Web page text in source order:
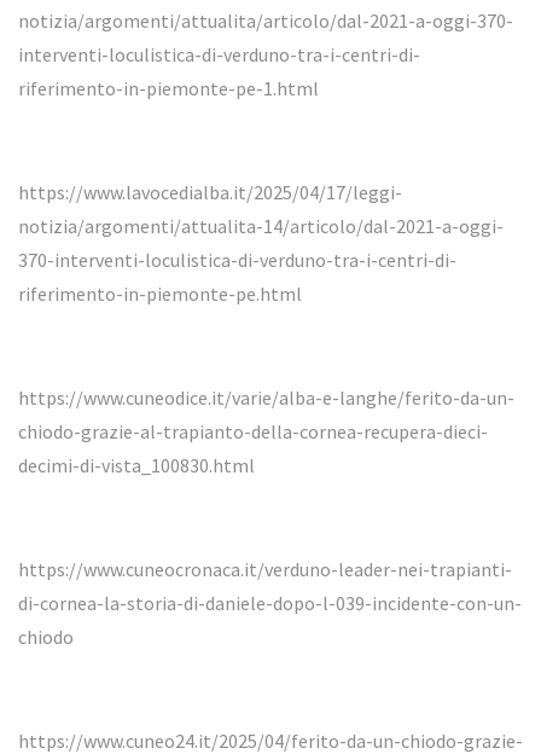
notizia/argomenti/attualita/articolo/dal-2021-a-oggi-370-
interventi-loculistica-di-verduno-tra-i-centri-di-
riferimento-in-piemonte-pe-1.html
https://www.lavocedialba.it/2025/04/17/leggi-
notizia/argomenti/attualita-14/articolo/dal-2021-a-oggi-
370-interventi-loculistica-di-verduno-tra-i-centri-di-
riferimento-in-piemonte-pe.html
https://www.cuneodice.it/varie/alba-e-langhe/ferito-da-un-
chiodo-grazie-al-trapianto-della-cornea-recupera-dieci-
decimi-di-vista_100830.html
https://www.cuneocronaca.it/verduno-leader-nei-trapianti-
di-cornea-la-storia-di-daniele-dopo-l-039-incidente-con-un-
chiodo
https://www.cuneo24.it/2025/04/ferito-da-un-chiodo-grazie-